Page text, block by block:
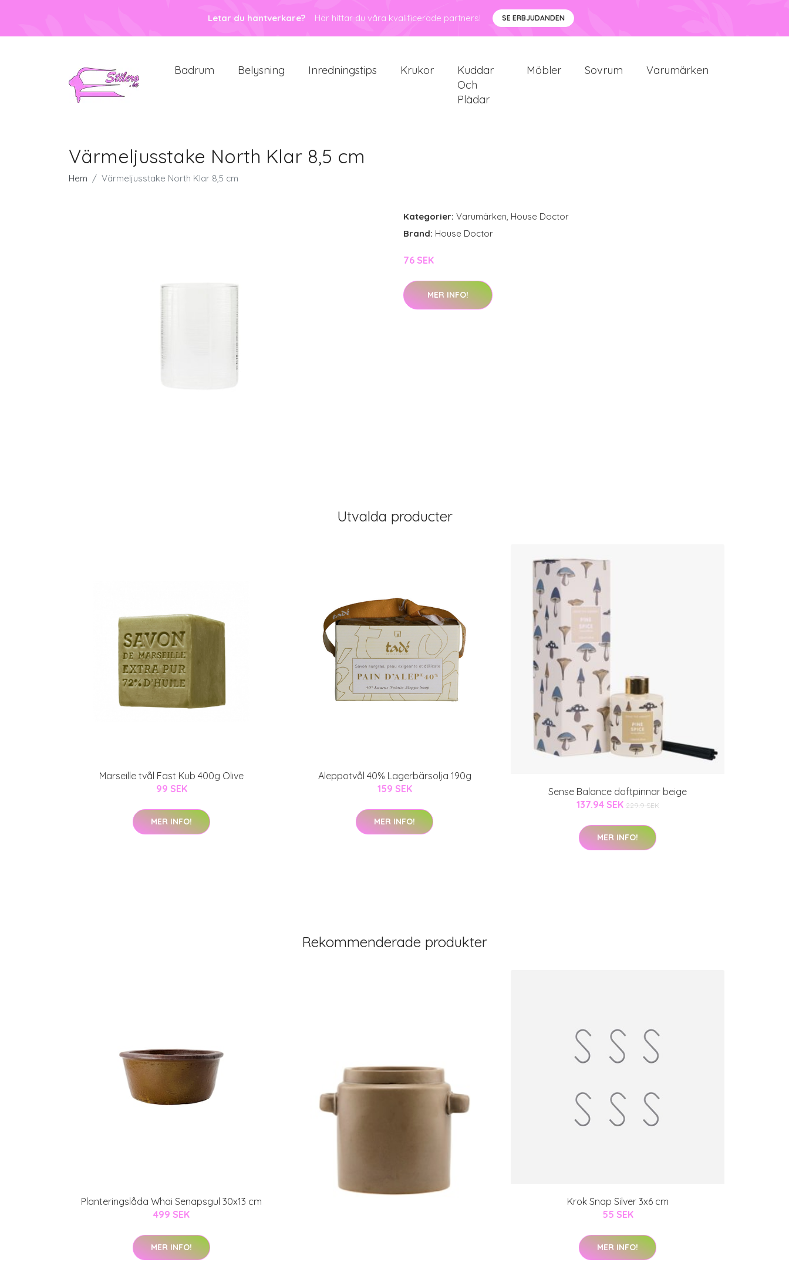
Letar du hantverkare? Här hittar du våra kvalificerade partners! SE ERBJUDANDEN
Badrum Belysning Inredningstips Krukor
Kuddar
Och
Plädar
Möbler Sovrum Varumärken
Värmeljusstake North Klar 8,5 cm
Hem Värmeljusstake North Klar 8,5 cm
Kategorier: Varumärken, House Doctor
Brand: House Doctor
76 SEK
MER INFO!
Utvalda producter
Marseille tvål Fast Kub 400g Olive
99 SEK
MER INFO!
Aleppotvål 40% Lagerbärsolja 190g
159 SEK
MER INFO!
Sense Balance doftpinnar beige
137.94 SEK 229.9 SEK
MER INFO!
Rekommenderade produkter
Planteringslåda Whai Senapsgul 30x13 cm
499 SEK
MER INFO!
Krok Snap Silver 3x6 cm
55 SEK
MER INFO!